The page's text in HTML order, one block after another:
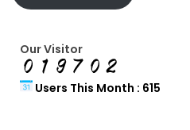
Our Visitor
Users This Month : 615